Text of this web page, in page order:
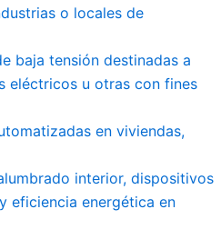
o locales de
baja tensión destinadas a
eléctricos u otras con fines
en viviendas,
interior, dispositivos
eficiencia energética en